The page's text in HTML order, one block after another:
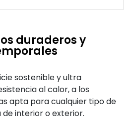
duraderos y
sostenible y ultra
al calor, a los
apta para cualquier tipo de
interior o exterior.